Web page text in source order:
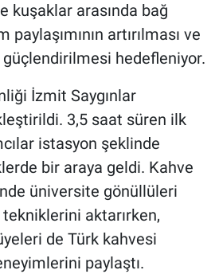
kuşaklar arasında bağ
paylaşımının artırılması ve
hedefleniyor.
İzmit Saygınlar
3,5 saat süren ilk
istasyon şeklinde
bir araya geldi. Kahve
üniversite gönüllüleri
aktarırken,
de Türk kahvesi
paylaştı.